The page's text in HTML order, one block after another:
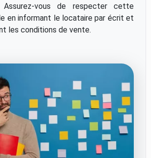
vous de respecter cette
en informant le locataire par écrit et
les conditions de vente.